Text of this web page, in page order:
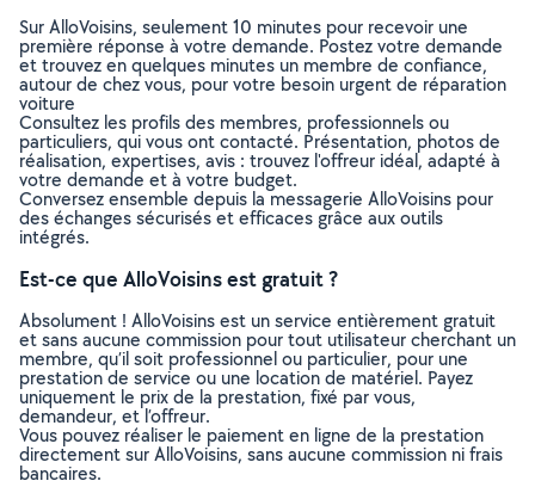
Sur AlloVoisins, seulement 10 minutes pour recevoir une
première réponse à votre demande. Postez votre demande
et trouvez en quelques minutes un membre de confiance,
autour de chez vous, pour votre besoin urgent de réparation
voiture
Consultez les profils des membres, professionnels ou
particuliers, qui vous ont contacté. Présentation, photos de
réalisation, expertises, avis : trouvez l'offreur idéal, adapté à
votre demande et à votre budget.
Conversez ensemble depuis la messagerie AlloVoisins pour
des échanges sécurisés et efficaces grâce aux outils
intégrés.
Est-ce que AlloVoisins est gratuit ?
Absolument ! AlloVoisins est un service entièrement gratuit
et sans aucune commission pour tout utilisateur cherchant un
membre, qu’il soit professionnel ou particulier, pour une
prestation de service ou une location de matériel. Payez
uniquement le prix de la prestation, fixé par vous,
demandeur, et l’offreur.
Vous pouvez réaliser le paiement en ligne de la prestation
directement sur AlloVoisins, sans aucune commission ni frais
bancaires.